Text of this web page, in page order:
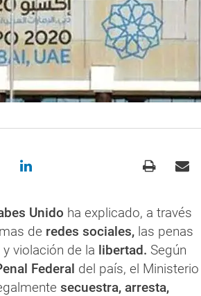
Unido ha explicado, a través
de redes sociales, las penas
violación de la libertad. Según
Federal del país, el Ministerio
secuestra, arresta,